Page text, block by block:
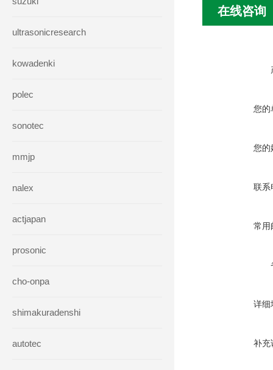
ultrasonicresearch
kowadenki
polec
sonotec
mmjp
nalex
actjapan
prosonic
cho-onpa
shimakuradenshi
autotec
在线咨询
您的
您的
联系
常用
详细
补充